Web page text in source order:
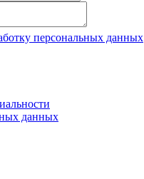
персональных данных
данных